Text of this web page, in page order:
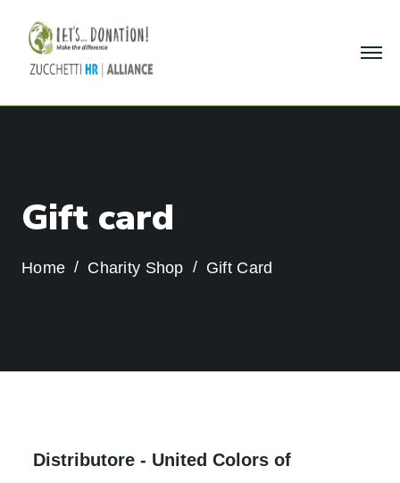
Gift card
Home Charity Shop Gift Card
Distri butore - United Co lors of